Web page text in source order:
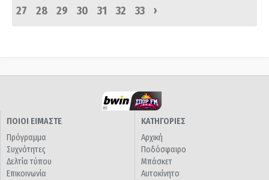
27
28 29 30 31 32 33 ›
ΠΟΙΟΙ ΕΙΜΑΣΤΕ
Πρόγραμμα
Συχνότητες
Δελτία τύπου
Επικοινωνία
ΚΑΤΗΓΟΡΙΕΣ
Αρχική
Ποδόσφαιρο
Μπάσκετ
Αυτοκίνητο